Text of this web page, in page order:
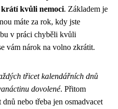
kvůli nemoci. Základem je
máte za rok, kdy jste
v práci chyběli kvůli
vám nárok na volno zkrátit.
třicet kalendářních dnů
dovolené. Přitom
nebo třeba jen osmadvacet